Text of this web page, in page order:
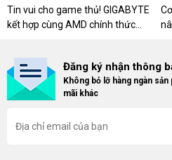
DESERT CÙNG GIGABYTE &
AMD
Tin vui cho game thủ! GIGABYTE
kết hợp cùng AMD chính thức
khách hàng sở hữu VGA Radeon
RX 9070 / RX 9070 XT.
Đăng ký nhận thông
Không bỏ lỡ hàng ngàn
mãi khác